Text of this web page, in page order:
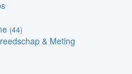
(44)
& Meting